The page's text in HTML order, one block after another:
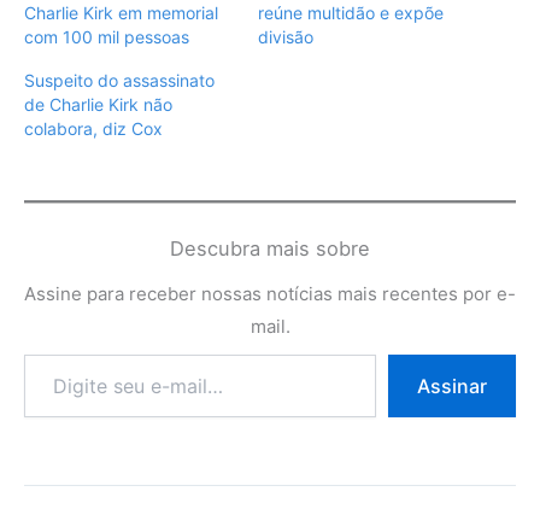
Charlie Kirk em memorial
com 100 mil pessoas
reúne multidão e expõe
divisão
Suspeito do assassinato
de Charlie Kirk não
colabora, diz Cox
Descubra mais sobre
Assine para receber nossas notícias mais recentes por e-
mail.
e-
Assinar